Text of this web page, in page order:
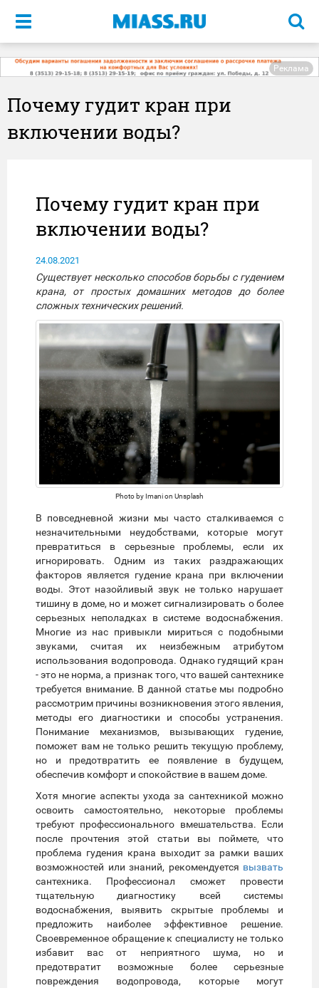
Меню
Реклама
Почему гудит кран при
включении воды?
Почему гудит кран при
включении воды?
24.08.2021
Существует несколько способов борьбы с гудением
крана, от простых домашних методов до более
сложных технических решений.
Photo by Imani on Unsplash
В повседневной жизни мы часто сталкиваемся с
незначительными неудобствами, которые могут
превратиться в серьезные проблемы, если их
игнорировать. Одним из таких раздражающих
факторов является гудение крана при включении
воды. Этот назойливый звук не только нарушает
тишину в доме, но и может сигнализировать о более
серьезных неполадках в системе водоснабжения.
Многие из нас привыкли мириться с подобными
звуками, считая их неизбежным атрибутом
использования водопровода. Однако гудящий кран
- это не норма, а признак того, что вашей сантехнике
требуется внимание. В данной статье мы подробно
рассмотрим причины возникновения этого явления,
методы его диагностики и способы устранения.
Понимание механизмов, вызывающих гудение,
поможет вам не только решить текущую проблему,
но и предотвратить ее появление в будущем,
обеспечив комфорт и спокойствие в вашем доме.
Хотя многие аспекты ухода за сантехникой можно
освоить самостоятельно, некоторые проблемы
требуют профессионального вмешательства. Если
после прочтения этой статьи вы поймете, что
проблема гудения крана выходит за рамки ваших
возможностей или знаний, рекомендуется вызвать
сантехника. Профессионал сможет провести
тщательную диагностику всей системы
водоснабжения, выявить скрытые проблемы и
предложить наиболее эффективное решение.
Своевременное обращение к специалисту не только
избавит вас от неприятного шума, но и
предотвратит возможные более серьезные
повреждения водопровода, которые могут